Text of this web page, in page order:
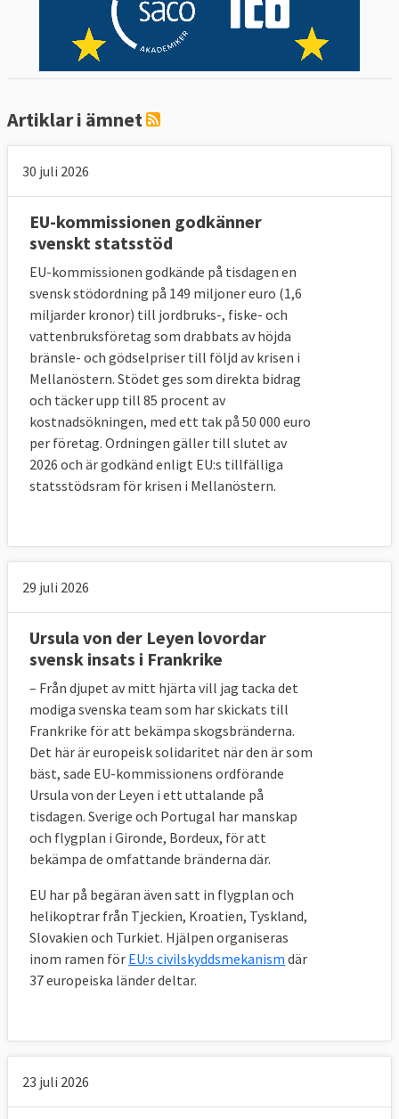
Artiklar i ämnet
30 juli 2026
EU-kommissionen godkänner
svenskt statsstöd
EU-kommissionen godkände på tisdagen en
svensk stödordning på 149 miljoner euro (1,6
miljarder kronor) till jordbruks-, fiske- och
vattenbruksföretag som drabbats av höjda
bränsle- och gödselpriser till följd av krisen i
Mellanöstern. Stödet ges som direkta bidrag
och täcker upp till 85 procent av
kostnadsökningen, med ett tak på 50 000 euro
per företag. Ordningen gäller till slutet av
2026 och är godkänd enligt EU:s tillfälliga
statsstödsram för krisen i Mellanöstern.
29 juli 2026
Ursula von der Leyen lovordar
svensk insats i Frankrike
– Från djupet av mitt hjärta vill jag tacka det
modiga svenska team som har skickats till
Frankrike för att bekämpa skogsbränderna.
Det här är europeisk solidaritet när den är som
bäst, sade EU-kommissionens ordförande
Ursula von der Leyen i ett uttalande på
tisdagen. Sverige och Portugal har manskap
och flygplan i Gironde, Bordeux, för att
bekämpa de omfattande bränderna där.
EU har på begäran även satt in flygplan och
helikoptrar från Tjeckien, Kroatien, Tyskland,
Slovakien och Turkiet. Hjälpen organiseras
inom ramen för EU:s civilskyddsmekanism där
37 europeiska länder deltar.
23 juli 2026